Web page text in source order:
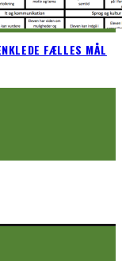
FÆLLES MÅL